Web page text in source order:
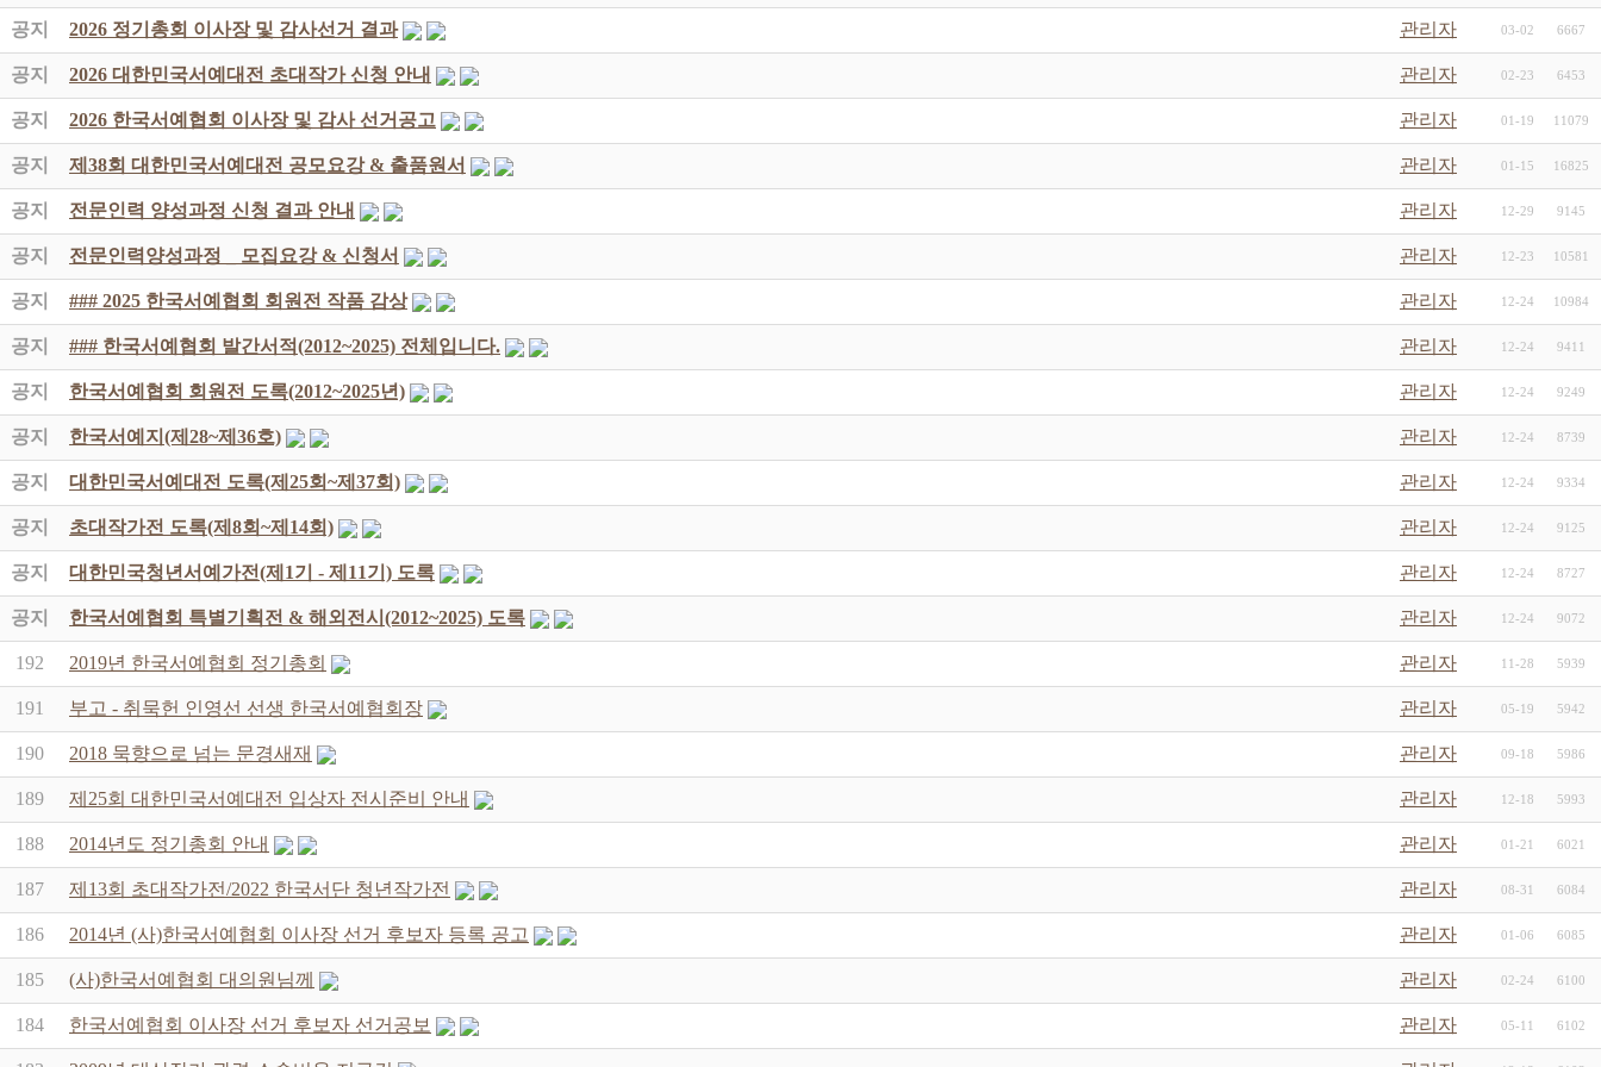
공지 2026 정기총회 이사장 및 감사선거 결과 관리자 03-02 6667
공지 2026 대한민국서예대전 초대작가 신청 안내 관리자 02-23 6453
공지 2026 한국서예협회 이사장 및 감사 선거공고 관리자 01-19 11079
공지 제38회 대한민국서예대전 공모요강 & 출품원서 관리자 01-15 16825
공지 전문인력 양성과정 신청 결과 안내 관리자 12-29 9145
공지 전문인력양성과정 _ 모집요강 & 신청서 관리자 12-23 10581
공지 ### 2025 한국서예협회 회원전 작품 감상 관리자 12-24 10984
공지 ### 한국서예협회 발간서적(2012~2025) 전체입니다. 관리자 12-24 9411
공지 한국서예협회 회원전 도록(2012~2025년) 관리자 12-24 9249
공지 한국서예지(제28~제36호) 관리자 12-24 8739
공지 대한민국서예대전 도록(제25회~제37회) 관리자 12-24 9334
공지 초대작가전 도록(제8회~제14회) 관리자 12-24 9125
공지 대한민국청년서예가전(제1기 - 제11기) 도록 관리자 12-24 8727
공지 한국서예협회 특별기획전 & 해외전시(2012~2025) 도록 관리자 12-24 9072
192 2019년 한국서예협회 정기총회 관리자 11-28 5939
191 부고 - 취묵헌 인영선 선생 한국서예협회장 관리자 05-19 5942
190 2018 묵향으로 넘는 문경새재 관리자 09-18 5986
189 제25회 대한민국서예대전 입상자 전시준비 안내 관리자 12-18 5993
188 2014년도 정기총회 안내 관리자 01-21 6021
187 제13회 초대작가전/2022 한국서단 청년작가전 관리자 08-31 6084
186 2014년 (사)한국서예협회 이사장 선거 후보자 등록 공고 관리자 01-06 6085
185 (사)한국서예협회 대의원님께 관리자 02-24 6100
184 한국서예협회 이사장 선거 후보자 선거공보 관리자 05-11 6102